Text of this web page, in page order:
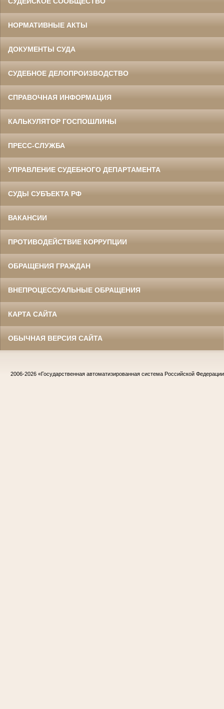
НОРМАТИВНЫЕ АКТЫ
ДОКУМЕНТЫ СУДА
СУДЕБНОЕ ДЕЛОПРОИЗВОДСТВО
СПРАВОЧНАЯ ИНФОРМАЦИЯ
КАЛЬКУЛЯТОР ГОСПОШЛИНЫ
ПРЕСС-СЛУЖБА
УПРАВЛЕНИЕ СУДЕБНОГО ДЕПАРТАМЕНТА
СУДЫ СУБЪЕКТА РФ
ВАКАНСИИ
ПРОТИВОДЕЙСТВИЕ КОРРУПЦИИ
ОБРАЩЕНИЯ ГРАЖДАН
ВНЕПРОЦЕССУАЛЬНЫЕ ОБРАЩЕНИЯ
КАРТА САЙТА
ОБЫЧНАЯ ВЕРСИЯ САЙТА
2006-2026 «Государственная автоматизированная система Российской